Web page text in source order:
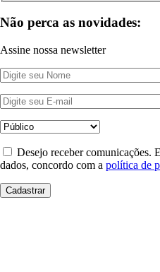
Não perca as novidades:
Assine nossa newsletter
Desejo receber comunicações.
dados, concordo com a política de